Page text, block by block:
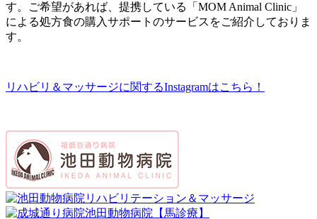
す。ご希望があれば、提携している「MOM Animal Clinic」
による処方食の購入サポートのサービスをご紹介しておりま
す。
リハビリ＆マッサージに関するInstagramはこちら！